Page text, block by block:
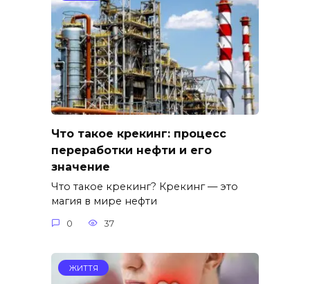
Что такое крекинг: процесс
переработки нефти и его
значение
Что такое крекинг? Крекинг — это
магия в мире нефти
0 37
ЖИТТЯ